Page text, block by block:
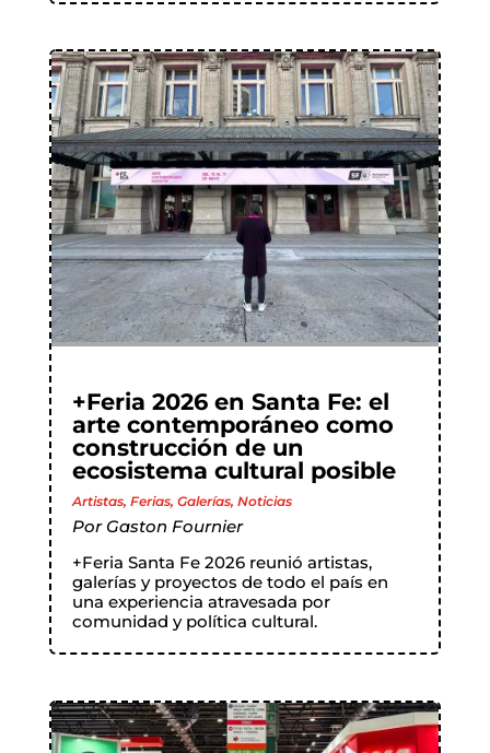
+Feria 2026 en Santa Fe: el
arte contemporáneo como
construcción de un
ecosistema cultural posible
Artistas, Ferias, Galerías, Noticias
Por Gaston Fournier
+Feria Santa Fe 2026 reunió artistas,
galerías y proyectos de todo el país en
una experiencia atravesada por
comunidad y política cultural.